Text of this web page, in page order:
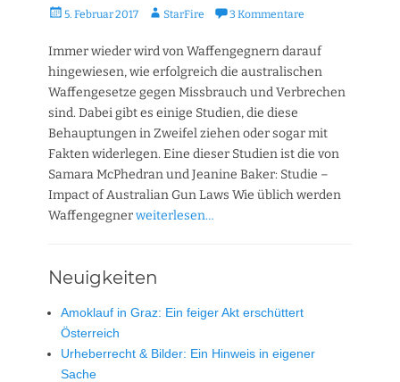
Veröffentlicht
5. Februar 2017 AutorStarFire 3 Kommentare
Immer wieder wird von Waffengegnern darauf
hingewiesen, wie erfolgreich die australischen
Waffengesetze gegen Missbrauch und Verbrechen
sind. Dabei gibt es einige Studien, die diese
Behauptungen in Zweifel ziehen oder sogar mit
Fakten widerlegen. Eine dieser Studien ist die von
Samara McPhedran und Jeanine Baker: Studie –
Impact of Australian Gun Laws Wie üblich werden
Waffengegnerweiterlesen…
Neuigkeiten
Amoklauf in Graz: Ein feiger Akt erschüttert
Österreich
Urheberrecht & Bilder: Ein Hinweis in eigener
Sache